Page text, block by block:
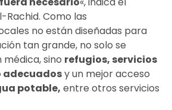
Rachid. Como las
no están diseñadas para
tan grande, no solo se
sino refugios, servicios
adecuadosy un mejor acceso
potable, entre otros servicios